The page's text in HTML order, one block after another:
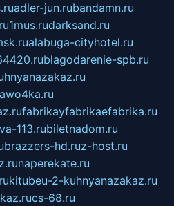
adler-jun.rubandamn.ru
1mus.rudarksand.ru
alabuga-cityhotel.ru
blagodarenie-spb.ru
fabrikayfabrikaefabrika.ru
113.rubiletnadom.ru
brazzers-hd.ruz-host.ru
naperekate.ru
kitubeu-2-kuhnyanazakaz.ru
cs-68.ru